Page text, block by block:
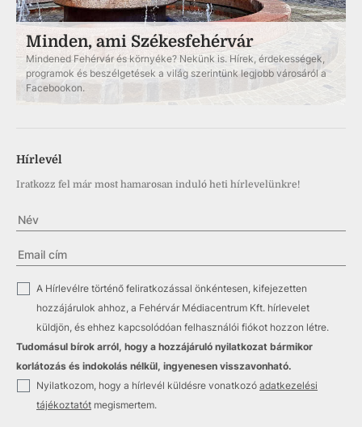
Minden, ami Székesfehérvár
Mindened Fehérvár és környéke? Nekünk is. Hírek, érdekességek,
programok és beszélgetések a világ szerintünk legjobb városáról a
Facebookon.
Hírlevél
Iratkozz fel már most hamarosan induló heti hírlevelünkre!
A Hírlevélre történő feliratkozással önkéntesen, kifejezetten
hozzájárulok ahhoz, a Fehérvár Médiacentrum Kft. hírlevelet
küldjön, és ehhez kapcsolódóan felhasználói fiókot hozzon létre.
Tudomásul bírok arról, hogy a hozzájáruló nyilatkozat bármikor
korlátozás és indokolás nélkül, ingyenesen visszavonható.
Nyilatkozom, hogy a hírlevél küldésre vonatkozó adatkezelési
tájékoztatót megismertem.